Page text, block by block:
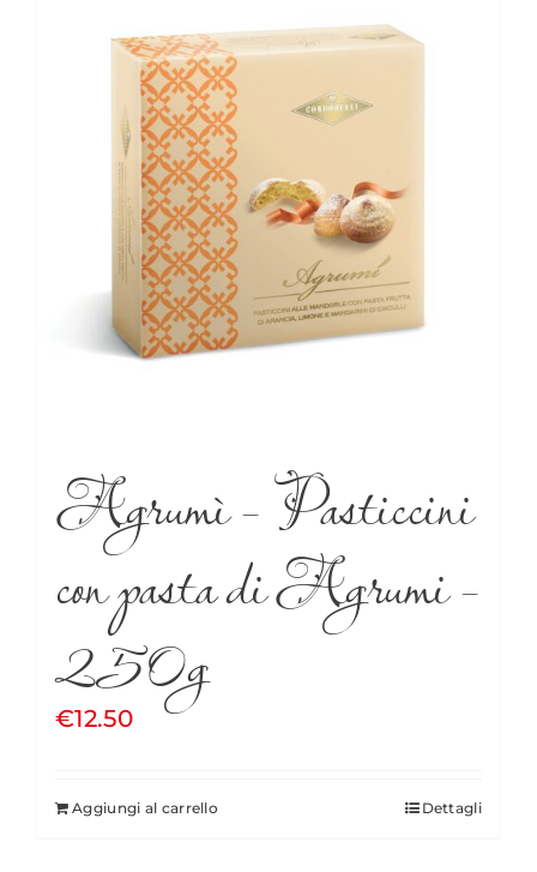
Agrumì – Pasticcini
con pasta di Agrumi –
250g
€12.50
Aggiungi al carrello Dettagli